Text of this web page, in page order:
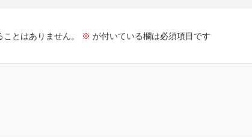
とはありません。 ※ が付いている欄は必須項目です